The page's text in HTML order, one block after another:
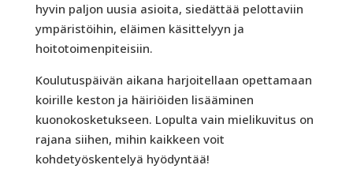
hyvin paljon uusia asioita, siedättää pelottaviin
ympäristöihin, eläimen käsittelyyn ja
hoitotoimenpiteisiin.
Koulutuspäivän aikana harjoitellaan opettamaan
koirille keston ja häiriöiden lisääminen
kuonokosketukseen. Lopulta vain mielikuvitus on
rajana siihen, mihin kaikkeen voit
kohdetyöskentelyä hyödyntää!